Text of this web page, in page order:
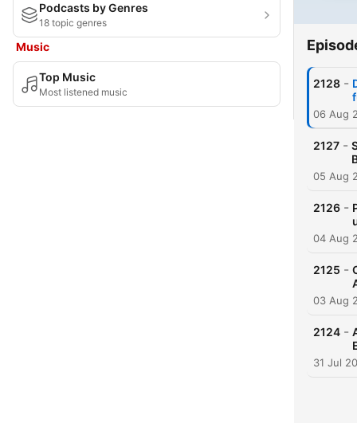
Podcasts by Genres
18 topic genres
Music
Top Music
Most listened music
2128 -
06 Aug
2127 -
05 Aug
2126 -
04 Aug
2125 -
03 Aug
2124 -
31 Jul